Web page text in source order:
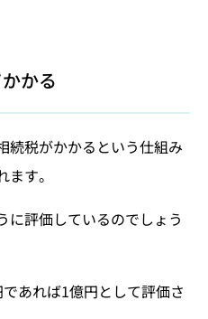
かる
続税がかかるという仕組み
す。
に評価しているのでしょう
あれば1億円として評価さ